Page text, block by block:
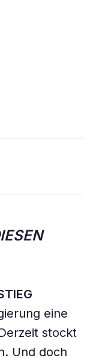
eine
stockt
Und doch